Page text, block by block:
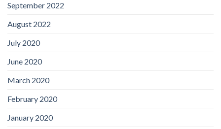
September 2022
August 2022
July 2020
June 2020
March 2020
February 2020
January 2020